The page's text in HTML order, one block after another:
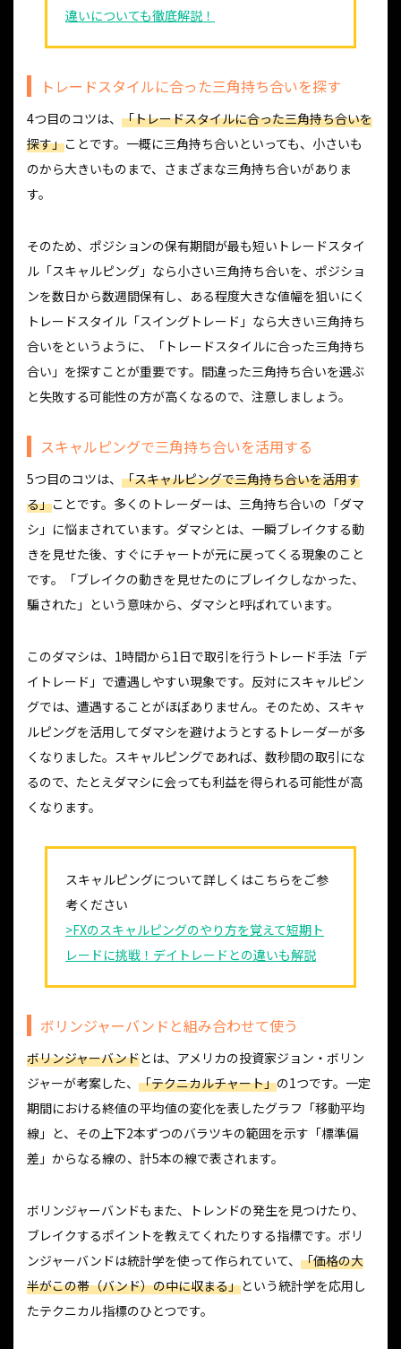
違いについても徹底解説！
トレードスタイルに合った三角持ち合いを探す
4つ目のコツは、 「トレードスタイルに合った三角持ち合いを
探す」ことです。一概に三角持ち合いといっても、小さいも
のから大きいものまで、さまざまな三角持ち合いがありま
す。
そのため、ポジションの保有期間が最も短いトレードスタイ
ル「スキャルピング」なら小さい三角持ち合いを、ポジショ
ンを数日から数週間保有し、ある程度大きな値幅を狙いにく
トレードスタイル「スイングトレード」なら大きい三角持ち
合いをというように、「トレードスタイルに合った三角持ち
合い」を探すことが重要です。間違った三角持ち合いを選ぶ
と失敗する可能性の方が高くなるので、注意しましょう。
スキャルピングで三角持ち合いを活用する
5つ目のコツは、 「スキャルピングで三角持ち合いを活用す
る」ことです。多くのトレーダーは、三角持ち合いの「ダマ
シ」に悩まされています。ダマシとは、一瞬ブレイクする動
きを見せた後、すぐにチャートが元に戻ってくる現象のこと
です。「ブレイクの動きを見せたのにブレイクしなかった、
騙された」という意味から、ダマシと呼ばれています。
このダマシは、1時間から1日で取引を行うトレード手法「デ
イトレード」で遭遇しやすい現象です。反対にスキャルピン
グでは、遭遇することがほぼありません。そのため、スキャ
ルピングを活用してダマシを避けようとするトレーダーが多
くなりました。スキャルピングであれば、数秒間の取引にな
るので、たとえダマシに会っても利益を得られる可能性が高
くなります。
スキャルピングについて詳しくはこちらをご参
考ください
>FXのスキャルピングのやり方を覚えて短期ト
レードに挑戦！デイトレードとの違いも解説
ボリンジャーバンドと組み合わせて使う
ボリンジャーバンドとは、アメリカの投資家ジョン・ボリン
ジャーが考案した、 「テクニカルチャート」の1つです。一定
期間における終値の平均値の変化を表したグラフ「移動平均
線」と、その上下2本ずつのバラツキの範囲を示す「標準偏
差」からなる線の、計5本の線で表されます。
ボリンジャーバンドもまた、トレンドの発生を見つけたり、
ブレイクするポイントを教えてくれたりする指標です。ボリ
ンジャーバンドは統計学を使って作られていて、 「価格の大
半がこの帯（バンド）の中に収まる」という統計学を応用し
たテクニカル指標のひとつです。